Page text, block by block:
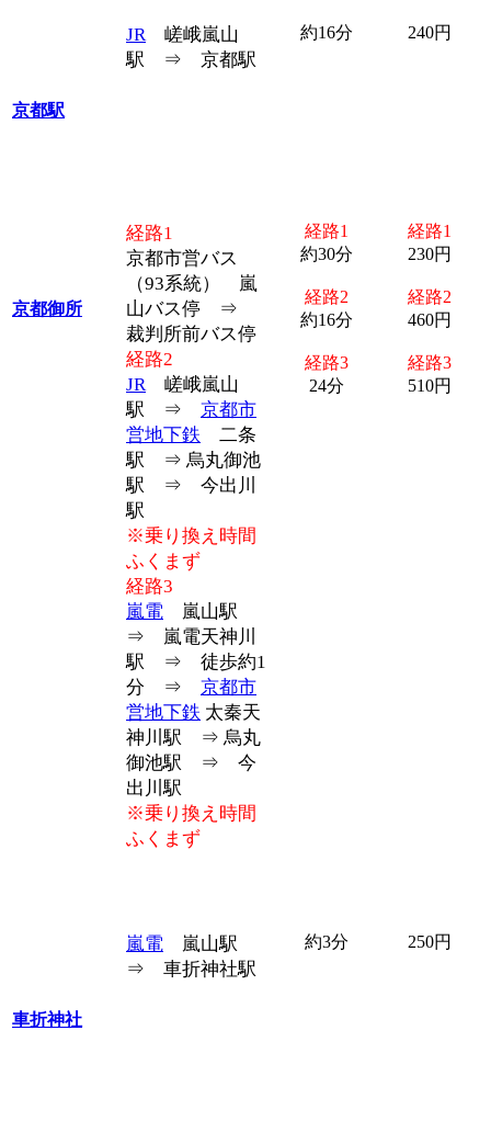
京都駅
JR 嵯峨嵐山
駅 ⇒ 京都駅
約16分 240円
京都御所
経路1
京都市営バス
（93系統） 嵐
山バス停 ⇒
裁判所前バス停
経路2
JR 嵯峨嵐山
駅 ⇒ 京都市
営地下鉄 二条
駅 ⇒ 烏丸御池
駅 ⇒ 今出川
駅
※乗り換え時間
ふくまず
経路3
嵐電 嵐山駅
⇒ 嵐電天神川
駅 ⇒ 徒歩約1
分 ⇒ 京都市
営地下鉄 太秦天
神川駅 ⇒ 烏丸
御池駅 ⇒ 今
出川駅
※乗り換え時間
ふくまず
経路1
約30分
経路2
約16分
経路3
24分
経路1
230円
経路2
460円
経路3
510円
車折神社
嵐電 嵐山駅
⇒ 車折神社駅
約3分 250円